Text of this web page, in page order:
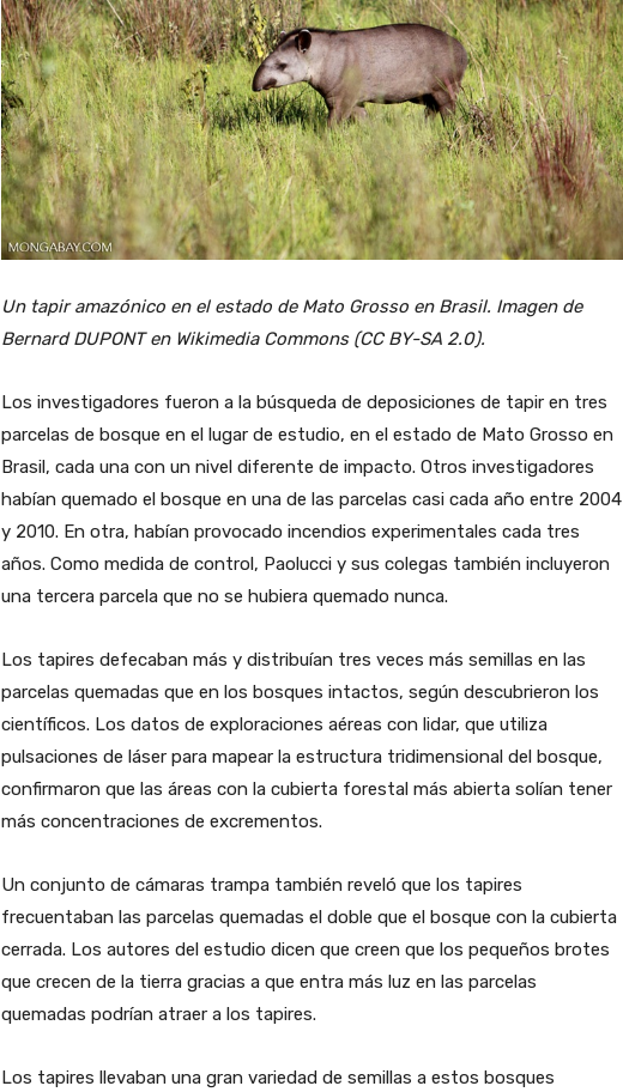
Un tapir amazónico en el estado de Mato Grosso en Brasil. Imagen de
Bernard DUPONT en Wikimedia Commons (CC BY-SA 2.0).
Los investigadores fueron a la búsqueda de deposiciones de tapir en tres
parcelas de bosque en el lugar de estudio, en el estado de Mato Grosso en
Brasil, cada una con un nivel diferente de impacto. Otros investigadores
habían quemado el bosque en una de las parcelas casi cada año entre 2004
y 2010. En otra, habían provocado incendios experimentales cada tres
años. Como medida de control, Paolucci y sus colegas también incluyeron
una tercera parcela que no se hubiera quemado nunca.
Los tapires defecaban más y distribuían tres veces más semillas en las
parcelas quemadas que en los bosques intactos, según descubrieron los
científicos. Los datos de exploraciones aéreas con lidar, que utiliza
pulsaciones de láser para mapear la estructura tridimensional del bosque,
confirmaron que las áreas con la cubierta forestal más abierta solían tener
más concentraciones de excrementos.
Un conjunto de cámaras trampa también reveló que los tapires
frecuentaban las parcelas quemadas el doble que el bosque con la cubierta
cerrada. Los autores del estudio dicen que creen que los pequeños brotes
que crecen de la tierra gracias a que entra más luz en las parcelas
quemadas podrían atraer a los tapires.
Los tapires llevaban una gran variedad de semillas a estos bosques